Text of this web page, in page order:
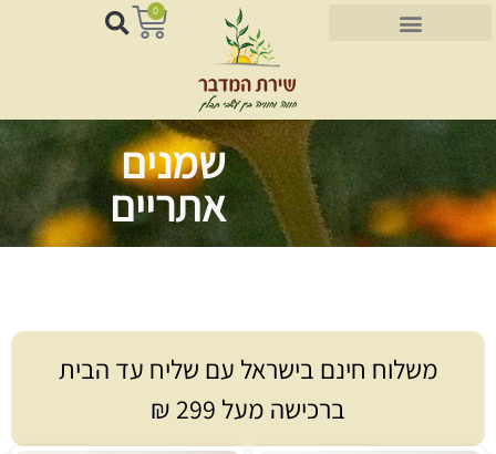
0
שמנים
אתריים
משלוח חינם בישראל עם שליח עד הבית
ברכישה מעל 299 ₪